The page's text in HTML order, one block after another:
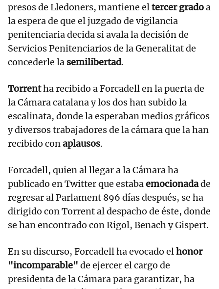
presos de Lledoners, mantiene eltercer gradoa
la espera de que el juzgado de vigilancia
penitenciaria decida si avala la decisión de
Servicios Penitenciarios de la Generalitat de
concederle la semilibertad.
Torrentha recibido a Forcadell en la puerta de
la Cámara catalana y los dos han subido la
escalinata, donde la esperaban medios gráficos
y diversos trabajadores de la cámara que la han
recibido conaplausos.
Forcadell, quien al llegar a la Cámara ha
publicado en Twitter que estabaemocionadade
regresar al Parlament 896 días después, se ha
dirigido con Torrent al despacho de éste, donde
se han encontrado con Rigol, Benach y Gispert.
En su discurso, Forcadell ha evocado elhonor
"incomparable" de ejercer el cargo de
presidenta de la Cámara para garantizar, ha